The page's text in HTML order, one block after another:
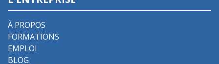
À PROPOS
FORMATIONS
EMPLOI
BLOG